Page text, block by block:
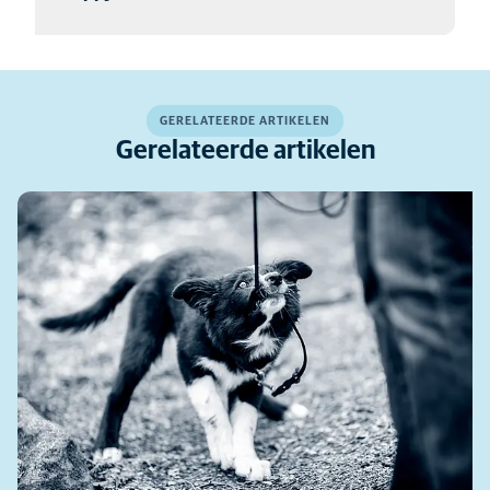
In deze gids hebben we met onze dierenartsen onze beste
leven kunt leiden met uw harige nieuwe familielid.
GERELATEERDE ARTIKELEN
Gerelateerde artikelen